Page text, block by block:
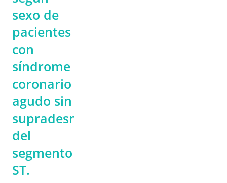
sexo de
pacientes
con
síndrome
coronario
agudo sin
supradesnivel
del
segmento
ST.